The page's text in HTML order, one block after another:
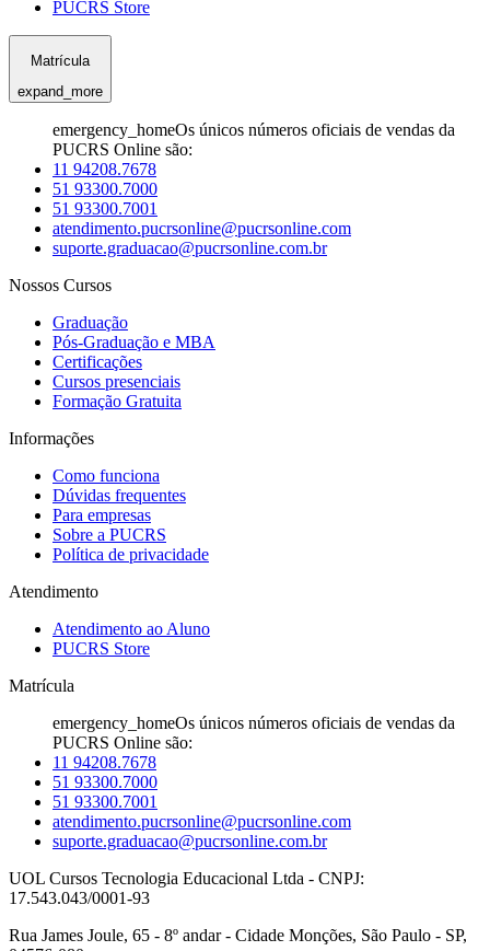
PUCRS Store
Matrícula
expand_more
emergency_homeOs únicos números oficiais de vendas da
PUCRS Online são:
11 94208.7678
51 93300.7000
51 93300.7001
atendimento.pucrsonline@pucrsonline.com
suporte.graduacao@pucrsonline.com.br
Nossos Cursos
Graduação
Pós-Graduação e MBA
Certificações
Cursos presenciais
Formação Gratuita
Informações
Como funciona
Dúvidas frequentes
Para empresas
Sobre a PUCRS
Política de privacidade
Atendimento
Atendimento ao Aluno
PUCRS Store
Matrícula
emergency_homeOs únicos números oficiais de vendas da
PUCRS Online são:
11 94208.7678
51 93300.7000
51 93300.7001
atendimento.pucrsonline@pucrsonline.com
suporte.graduacao@pucrsonline.com.br
UOL Cursos Tecnologia Educacional Ltda - CNPJ:
17.543.043/0001-93
Rua James Joule, 65 - 8º andar - Cidade Monções, São Paulo - SP,